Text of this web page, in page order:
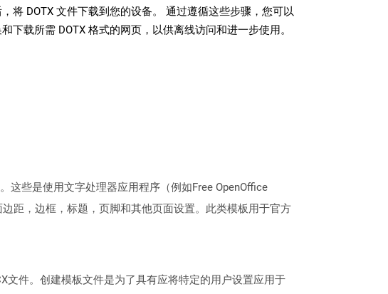
将 DOTX 文件下载到您的设备。 通过遵循这些步骤，您可以
下载所需 DOTX 格式的网页，以供离线访问和进一步使用。
这些是使用文字处理器应用程序（例如Free OpenOffice
距，边框，标题，页脚和其他页面设置。此类模板用于官方
文件。创建模板文件是为了具有应将特定的用户设置应用于